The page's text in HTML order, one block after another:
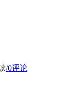
/0评论